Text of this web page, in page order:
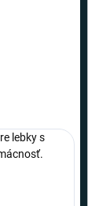
lebky s